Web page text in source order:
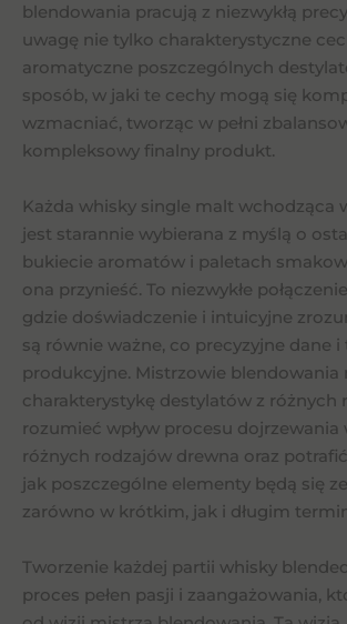
blendowania pracują z niezwykłą
uwagę nie tylko charakterystyczne
aromatyczne poszczególnych
sposób, w jaki te cechy mogą się
wzmacniać, tworząc w pełni
kompleksowy finalny produkt.
Każda whisky single malt wchodząca
jest starannie wybierana z myślą o
bukiecie aromatów i paletach
ona przynieść. To niezwykłe
gdzie doświadczenie i intuicyjne
są równie ważne, co precyzyjne dane
produkcyjne. Mistrzowie blendowania
charakterystykę destylatów z różnych
rozumieć wpływ procesu dojrzewania
różnych rodzajów drewna oraz
jak poszczególne elementy będą się
zarówno w krótkim, jak i długim
Tworzenie każdej partii whisky
proces pełen pasji i zaangażowania,